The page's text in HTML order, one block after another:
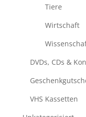
Tiere
Wirtschaft
DVDs, CDs &
VHS Kassetten